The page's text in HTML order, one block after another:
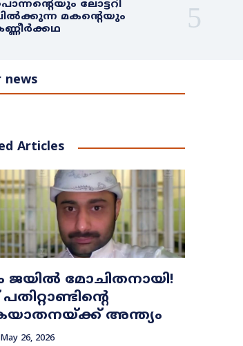
ലോട്ടറി
മകന്റെയും
news
Articles
ജയിൽ മോചിതനായി!
അന്ത്യം
May 26, 2026